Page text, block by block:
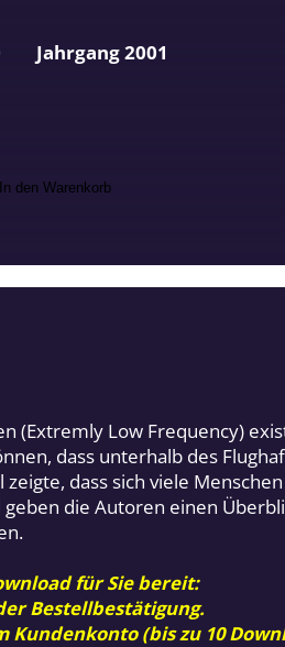
In den Warenkorb
Jahrgang 2001
(Extremly Low Frequency)
dass unterhalb des
dass sich viele
die Autoren einen
für Sie bereit:
Bestellbestätigung.
(bis zu 10